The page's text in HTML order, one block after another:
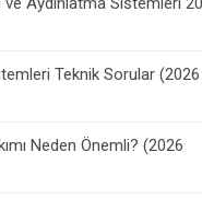
Teknik Sorular (2026
Neden Önemli? (2026